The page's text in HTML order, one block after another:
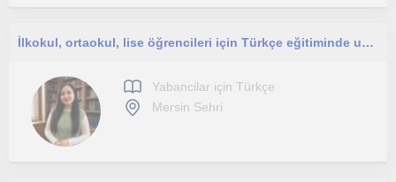
İlkokul, ortaokul, lise öğrencileri için Türkçe eğitiminde uzmanım.
Yabancilar için Türkçe
Mersin Sehri